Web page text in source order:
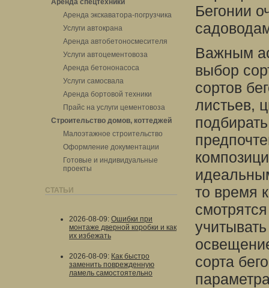
Аренда спецтехники
Аренда экскаватора-погрузчика
Услуги автокрана
Аренда автобетоносмесителя
Услуги автоцементовоза
Аренда бетононасоса
Услуги самосвала
Аренда бортовой техники
Прайс на услуги цементовоза
Строительство домов, коттеджей
Малоэтажное строительство
Оформление документации
Готовые и индивидуальные
проекты
СТАТЬИ
2026-08-09: Ошибки при
монтаже дверной коробки и как
их избежать
2026-08-09: Как быстро
заменить поврежденную
ламель самостоятельно
Бегонии
Важным
выбор
сортов
листьев,
то время
сорта